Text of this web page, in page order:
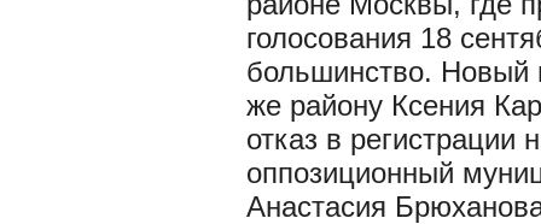
голосования 18
большинство. Новый
же району Ксения
отказ в
оппозиционный
Анастасия